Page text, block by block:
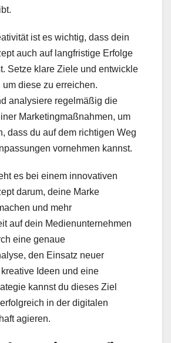
ist es wichtig, dass dein
auch auf langfristige Erfolge
Setze klare Ziele und entwickle
diese zu erreichen.
analysiere regelmäßig die
Marketingmaßnahmen, um
dass du auf dem richtigen Weg
vornehmen kannst.
es bei einem innovativen
darum, deine Marke
und mehr
auf dein Medienunternehmen
eine genaue
den Einsatz neuer
Ideen und eine
kannst du dieses Ziel
in der digitalen
agieren.